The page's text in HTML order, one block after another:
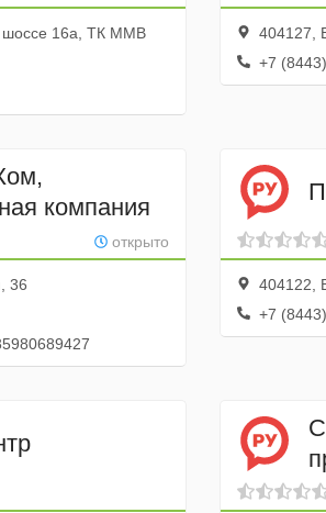
шоссе 16а, ТК ММВ
404127,
+7
компания
открыто
36
404122,
+7